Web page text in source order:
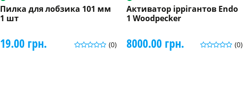
Пилка для лобзика 101 мм
1 шт
(0)
19.00 грн.
Активатор іррігантов Endo
1 Woodpecker
(0)
8000.00 грн.